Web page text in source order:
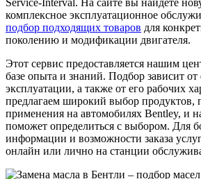
Service-Interval. На сайте вы найдете
комплексное эксплуатационное
подбор подходящих товаров для
поколению и модификации двигателя.
Этот сервис предоставляется нашим
базе опыта и знаний. Подбор зависит
эксплуатации, а также от его рабочих
предлагаем широкий выбор продуктов,
применения на автомобилях Bentley, и
поможет определиться с выбором. Для
информации и возможности заказа
онлайн или лично на станции